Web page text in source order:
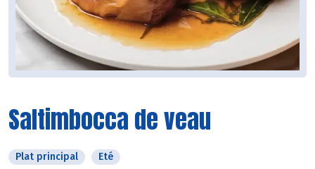
Saltimbocca de veau
Plat principal Eté